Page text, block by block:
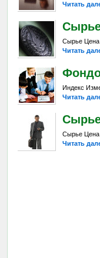
Читать
Сырье Цена
Читать
Индекс
Читать
Сырье Цена
Читать